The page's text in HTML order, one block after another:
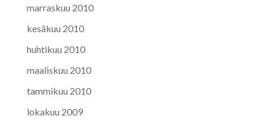
marraskuu 2010
kesäkuu 2010
huhtikuu 2010
maaliskuu 2010
tammikuu 2010
lokakuu 2009